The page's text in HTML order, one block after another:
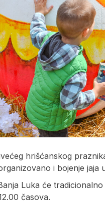
hrišćanskog
i bojenje
Luka će
časova.